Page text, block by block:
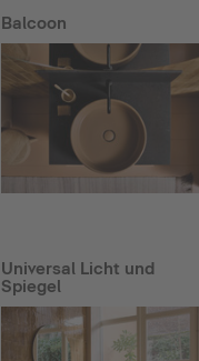
Balcoon
Universal Licht und
Spiegel